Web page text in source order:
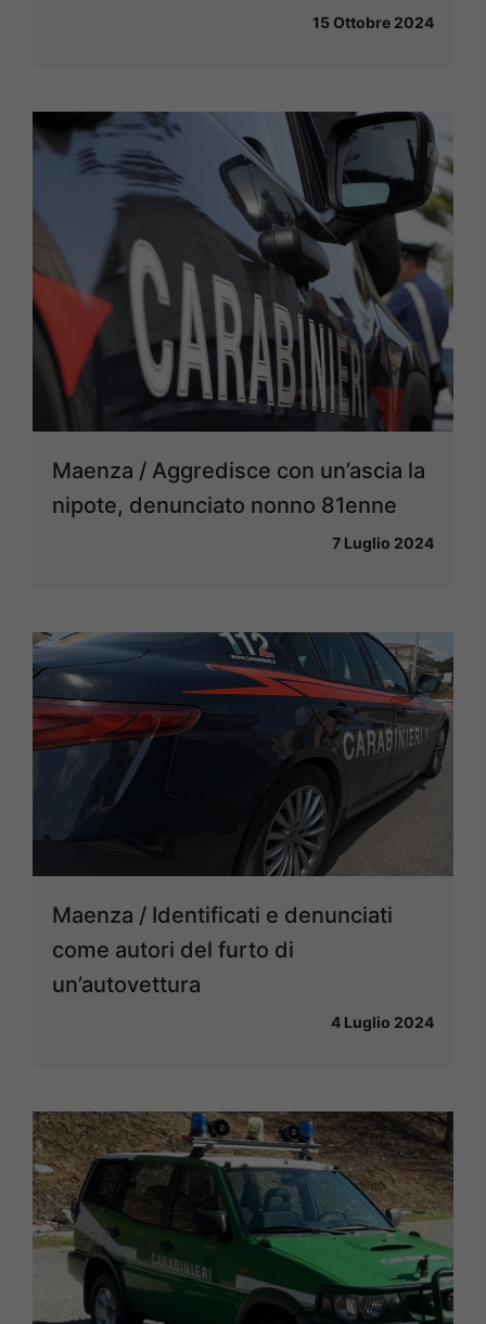
15 Ottobre 2024
Maenza / Aggredisce con un’ascia la
nipote, denunciato nonno 81enne
7 Luglio 2024
Maenza / Identificati e denunciati
come autori del furto di
un’autovettura
4 Luglio 2024